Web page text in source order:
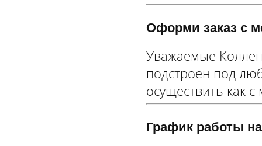
Оформи заказ с
Уважаемые
подстроен под
осуществить как
График работы